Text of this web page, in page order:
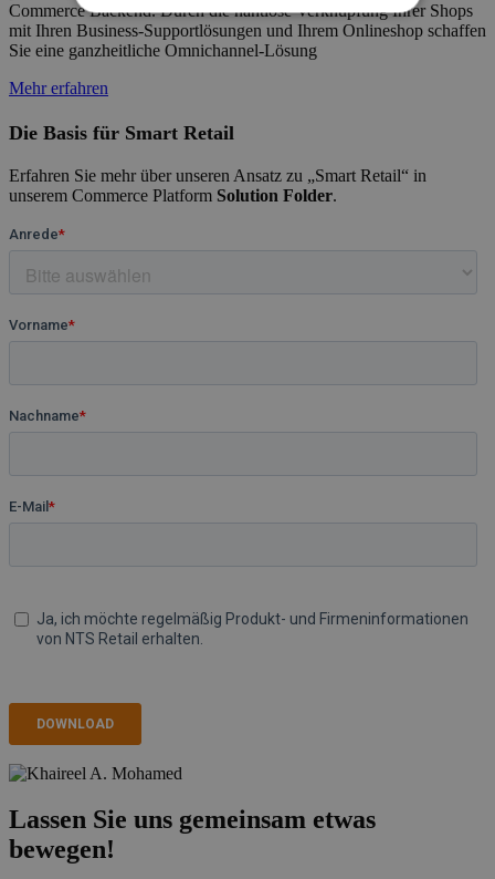
Commerce Backend. Durch die nahtlose Verknüpfung Ihrer Shops
mit Ihren Business-Supportlösungen und Ihrem Onlineshop schaffen
Sie eine ganzheitliche Omnichannel-Lösung
Mehr erfahren
Die Basis für Smart Retail
Erfahren Sie mehr über unseren Ansatz zu „Smart Retail“ in
unserem Commerce Platform Solution Folder.
Lassen Sie uns gemeinsam etwas
bewegen!